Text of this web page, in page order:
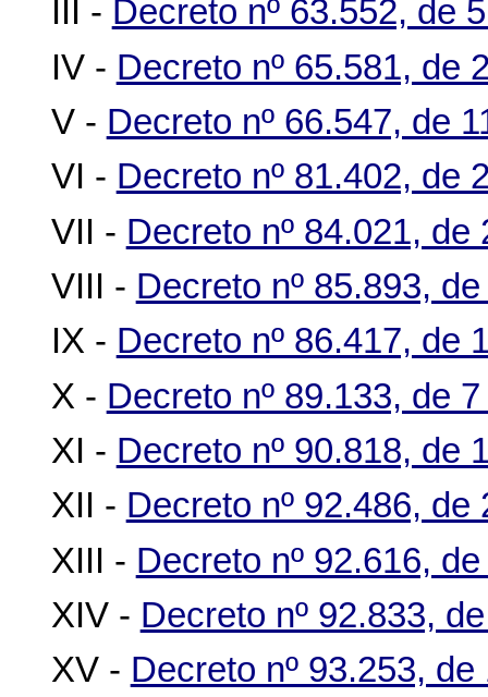
III - Decreto nº 63.552, de
IV - Decreto nº 65.581, de
V - Decreto nº 66.547, de
VI - Decreto nº 81.402, de
VII - Decreto nº 84.021,
VIII - Decreto nº 85.893,
IX - Decreto nº 86.417, de
X - Decreto nº 89.133, de
XI - Decreto nº 90.818, de
XII - Decreto nº 92.486,
XIII - Decreto nº 92.616,
XIV - Decreto nº 92.833,
XV - Decreto nº 93.253,